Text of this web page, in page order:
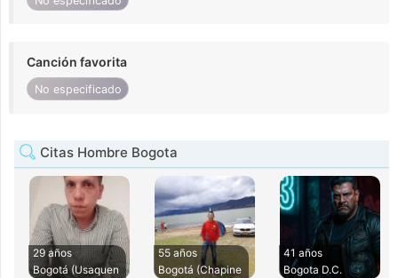
Canción favorita
No especificado
Citas Hombre Bogota
29 años
Bogotá (Usaquen
55 años
Bogotá (Chapine
41 años
Bogota D.C.